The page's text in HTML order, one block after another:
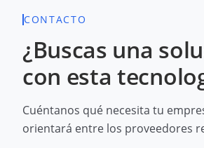
CONTACTO
¿Buscas una
con esta
Cuéntanos qué necesita tu
orientará entre los proveedores